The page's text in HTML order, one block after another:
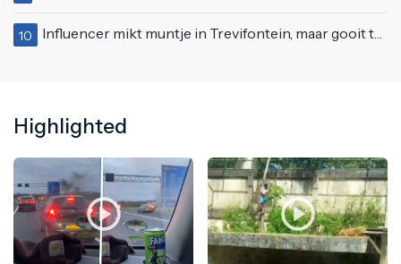
10 Influencer mikt muntje in Trevifontein, maar gooit toerist bijna knock-out
Highlighted